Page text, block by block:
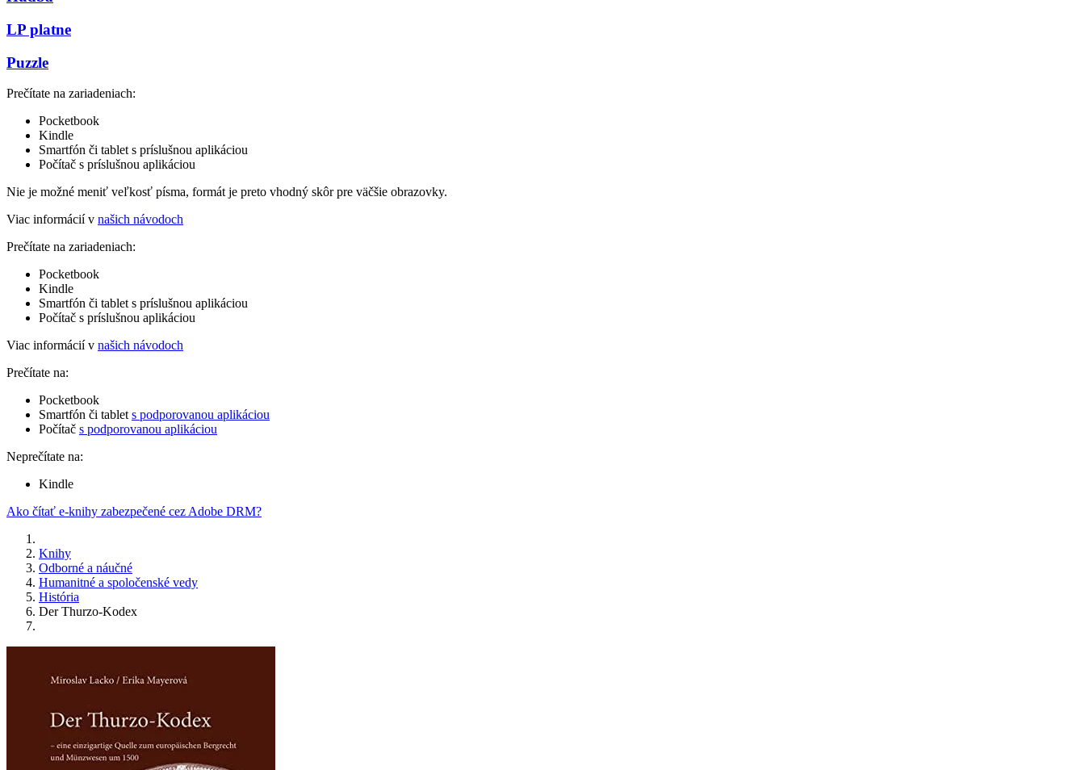
LP platne
Puzzle
Prečítate na zariadeniach:
Pocketbook
Kindle
Smartfón či tablet s príslušnou aplikáciou
Počítač s príslušnou aplikáciou
Nie je možné meniť veľkosť písma, formát je preto vhodný skôr pre väčšie obrazovky.
Viac informácií v našich návodoch
Prečítate na zariadeniach:
Pocketbook
Kindle
Smartfón či tablet s príslušnou aplikáciou
Počítač s príslušnou aplikáciou
Viac informácií v našich návodoch
Prečítate na:
Pocketbook
Smartfón či tablet s podporovanou aplikáciou
Počítač s podporovanou aplikáciou
Neprečítate na:
Kindle
Ako čítať e-knihy zabezpečené cez Adobe DRM?
Knihy
Odborné a náučné
Humanitné a spoločenské vedy
História
Der Thurzo-Kodex